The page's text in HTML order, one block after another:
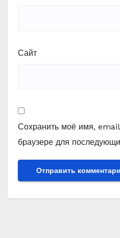
Сайт
Сохранить моё имя,
браузере для